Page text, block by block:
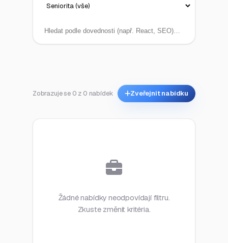
Zobrazuje se 0 z 0 nabídek Zveřejnit nabídku
Žádné nabídky neodpovídají filtru.
Zkuste změnit kritéria.